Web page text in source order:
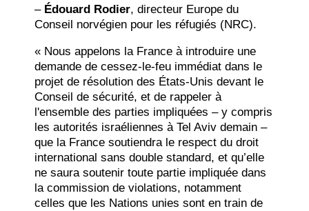
– Édouard Rodier, directeur Europe du
Conseil norvégien pour les réfugiés (NRC).
« Nous appelons la France à introduire une
demande de cessez-le-feu immédiat dans le
projet de résolution des États-Unis devant le
Conseil de sécurité, et de rappeler à
l'ensemble des parties impliquées – y compris
les autorités israéliennes à Tel Aviv demain –
que la France soutiendra le respect du droit
international sans double standard, et qu’elle
ne saura soutenir toute partie impliquée dans
la commission de violations, notamment
celles que les Nations unies sont en train de